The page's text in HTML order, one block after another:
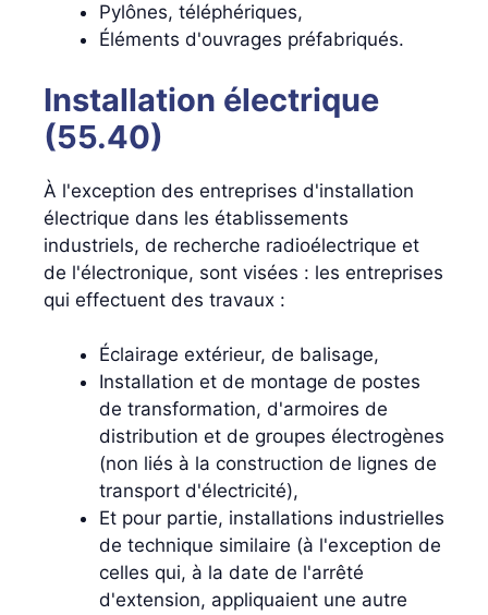
Pylônes, téléphériques,
Éléments d'ouvrages préfabriqués.
Installation électrique
(55.40)
À l'exception des entreprises d'installation
électrique dans les établissements
industriels, de recherche radioélectrique et
de l'électronique, sont visées : les entreprises
qui effectuent des travaux :
Éclairage extérieur, de balisage,
Installation et de montage de postes
de transformation, d'armoires de
distribution et de groupes électrogènes
(non liés à la construction de lignes de
transport d'électricité),
Et pour partie, installations industrielles
de technique similaire (à l'exception de
celles qui, à la date de l'arrêté
d'extension, appliquaient une autre